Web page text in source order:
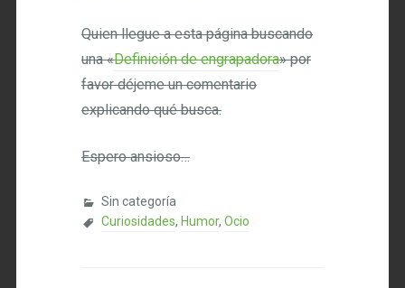
Quien llegue a esta página buscando
una «Definición de engrapadora» por
favor déjeme un comentario
explicando qué busca.
Espero ansioso…
Sin categoría
Curiosidades, Humor,Ocio